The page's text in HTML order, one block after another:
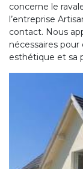
concerne le
l’entreprise
contact. Nous
nécessaires
esthétique et sa